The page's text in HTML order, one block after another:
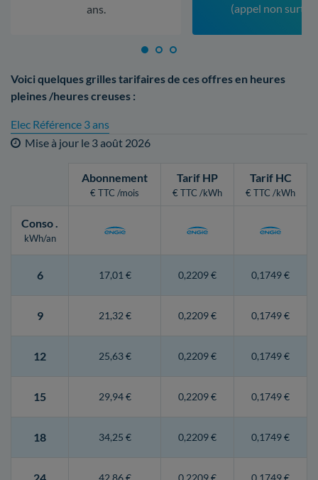
ans.
(appel non
Voici quelques grilles tarifaires de ces offres en heures
pleines /heures creuses :
Elec Référence 3 ans
Mise à jour le 3 août 2026
Abonnement
€ TTC /mois
Tarif HP
€ TTC /kWh
Tarif HC
€ TTC /kWh
Conso.
kWh/an
6 17,01 € 0,2209 € 0,1749 €
9 21,32 € 0,2209 € 0,1749 €
12 25,63 € 0,2209 € 0,1749 €
15 29,94 € 0,2209 € 0,1749 €
18 34,25 € 0,2209 € 0,1749 €